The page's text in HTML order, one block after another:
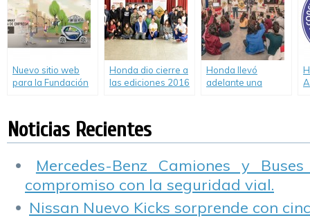
Nuevo sitio web
para la Fundación
Honda dio cierre a
las ediciones 2016
Honda llevó
adelante una
Noticias Recientes
Mercedes-Benz Camiones y
compromiso con la seguridad vial.
Nissan Nuevo Kicks sorprende con